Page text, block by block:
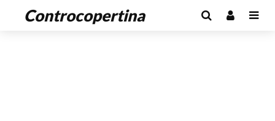
Controcopertina